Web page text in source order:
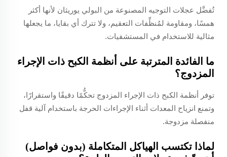
تُفضَّل عجلات التوجيه المصنوعة من البولي يوريثان لأنها أكثر
همسًا، ومقاومة لمُنظِّفات التعقيم، ولا تترك أي بقايا، ما يجعلها
مثالية للاستخدام في المستشفيات.
ما الفائدة المترتبة على أنظمة الكبح ذات الإجراء
المزدوج؟
توفر أنظمة الكبح ذات الإجراء المزدوج تحكُّمًا دقيقًا واستقرارًا،
وتمنع انزياح المعدات أثناء الإجراءات الحرجة باستخدام آلية قفل
منفصلة مزدوجة.
لماذا تكتسب الهياكل المتكاملة (بدون فواصل)